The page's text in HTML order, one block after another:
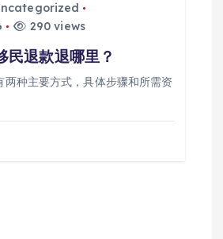
290 views
民退款退哪里？
两种主要方式，具体步骤和所需资